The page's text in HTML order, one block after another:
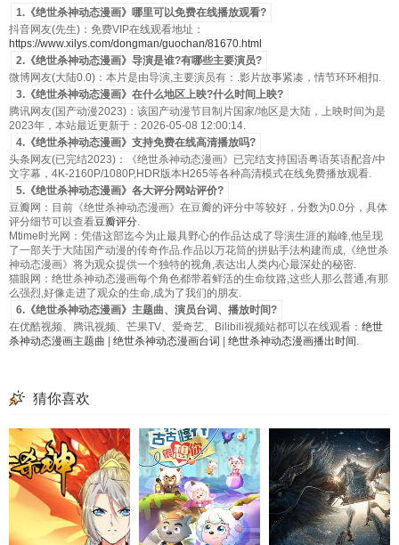
第61集 第62集
第65集 第66集 第67集
第69集 第70集 第71集
第73集 第74集 第75集
第77集 第78集 第79集 第80集
1.《绝世杀神动态漫画》哪里可以免费在线播放观看?
抖音网友(先生)：免费VIP在线观看地址：
https://www.xilys.com/dongman/guochan/81670.html
2.《绝世杀神动态漫画》导演是谁?有哪些主要演员?
微博网友(大陆0.0)：本片是由导演,主要演员有：.影片故事紧凑，情节环环相扣.
3.《绝世杀神动态漫画》在什么地区上映?什么时间上映?
腾讯网友(国产动漫2023)：该国产动漫节目制片国家/地区是大陆，上映时间为是
2023年，本站最近更新于：2026-05-08 12:00:14.
4.《绝世杀神动态漫画》支持免费在线高清播放吗?
头条网友(已完结2023)：《绝世杀神动态漫画》已完结支持国语粤语英语配音/中
文字幕，4K-2160P/1080P,HDR版本H265等各种高清模式在线免费播放观看.
5.《绝世杀神动态漫画》各大评分网站评价?
豆瓣网：目前《绝世杀神动态漫画》在豆瓣的评分中等较好，分数为0.0分，具体
评分细节可以查看豆瓣评分.
Mtime时光网：凭借这部迄今为止最具野心的作品达成了导演生涯的巅峰,他呈现
了一部关于大陆国产动漫的传奇作品.作品以万花筒的拼贴手法构建而成,《绝世杀
神动态漫画》将为观众提供一个独特的视角,表达出人类内心最深处的秘密.
猫眼网：绝世杀神动态漫画每个角色都带着鲜活的生命纹路,这些人那么普通,有那
么强烈,好像走进了观众的生命,成为了我们的朋友.
6.《绝世杀神动态漫画》主题曲、演员台词、播放时间?
在优酷视频、腾讯视频、芒果TV、爱奇艺、Bilibili视频站都可以在线观看： 绝世
杀神动态漫画主题曲
绝世杀神动态漫画台词 绝世杀神动态漫画播出时间 .
猜你喜欢